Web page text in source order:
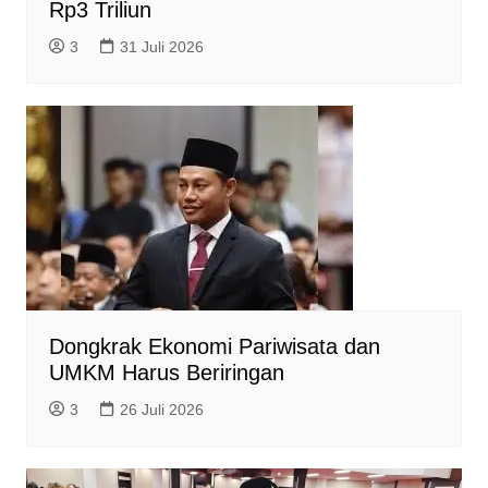
Rp3 Triliun
3 31 Juli 2026
Dongkrak Ekonomi Pariwisata dan
UMKM Harus Beriringan
3 26 Juli 2026